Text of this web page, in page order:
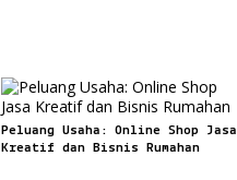
Peluang Usaha: Online Shop Jasa
Kreatif dan Bisnis Rumahan